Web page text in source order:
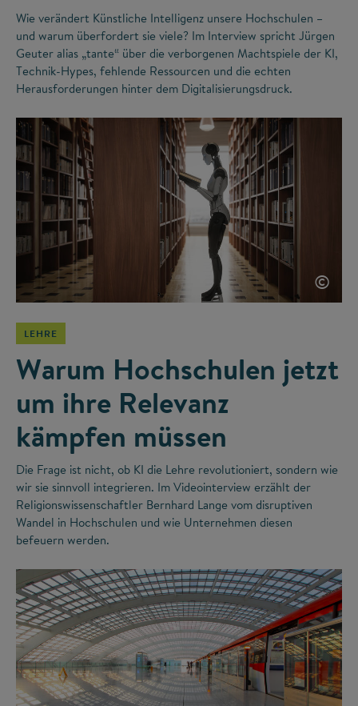
Wie verändert Künstliche Intelligenz unsere Hochschulen –
und warum überfordert sie viele? Im Interview spricht Jürgen
Geuter alias „tante“ über die verborgenen Machtspiele der KI,
Technik-Hypes, fehlende Ressourcen und die echten
Herausforderungen hinter dem Digitalisierungsdruck.
©
LEHRE
Warum Hochschulen jetzt
um ihre Relevanz
kämpfen müssen
Die Frage ist nicht, ob KI die Lehre revolutioniert, sondern wie
wir sie sinnvoll integrieren. Im Videointerview erzählt der
Religionswissenschaftler Bernhard Lange vom disruptiven
Wandel in Hochschulen und wie Unternehmen diesen
befeuern werden.